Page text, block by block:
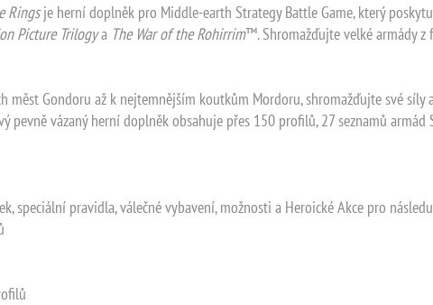
Ringsje herní doplněk pro Middle-earth Strategy Battle Game, který
Picture Trilogya The War of the Rohirrim™. Shromažďujte velké armády z
měst Gondoru až k nejtemnějším koutkům Mordoru, shromažďujte své
pevně vázaný herní doplněk obsahuje přes 150 profilů, 27 seznamů
speciální pravidla, válečné vybavení, možnosti a Heroické Akce pro